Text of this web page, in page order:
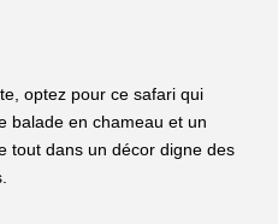
optez pour ce safari qui
balade en chameau et un
tout dans un décor digne des